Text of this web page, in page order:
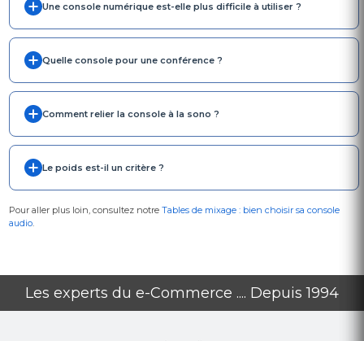
Une console numérique est-elle plus difficile à utiliser ?
Quelle console pour une conférence ?
Comment relier la console à la sono ?
Le poids est-il un critère ?
Pour aller plus loin, consultez notre Tables de mixage : bien choisir sa console
audio.
Les experts du e-Commerce .... Depuis 1994